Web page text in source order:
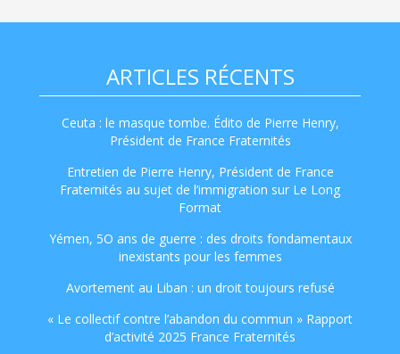
ARTICLES RÉCENTS
Ceuta : le masque tombe. Édito de Pierre Henry,
Président de France Fraternités
Entretien de Pierre Henry, Président de France
Fraternités au sujet de l’immigration sur Le Long
Format
Yémen, 5O ans de guerre : des droits fondamentaux
inexistants pour les femmes
Avortement au Liban : un droit toujours refusé
« Le collectif contre l’abandon du commun » Rapport
d’activité 2025 France Fraternités